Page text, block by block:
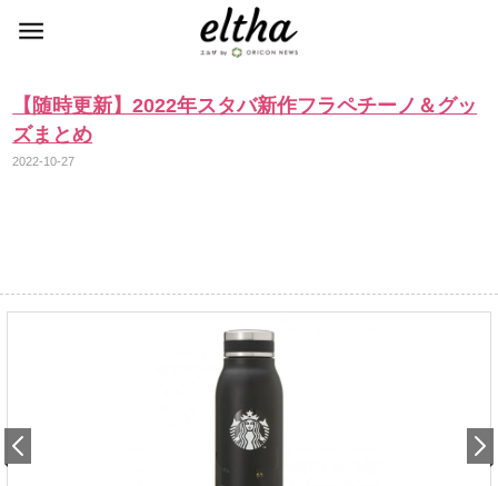
【随時更新】2022年スタバ新作フラペチーノ＆グッ
ズまとめ
2022-10-27